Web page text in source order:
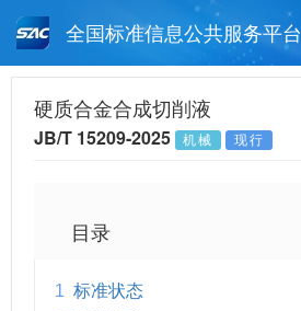
全国标准信息公共服务平台
月报查询 标准公告查询
硬质合金合成切削液
JB/T 15209-2025 机械 现行
目录
1 标准状态